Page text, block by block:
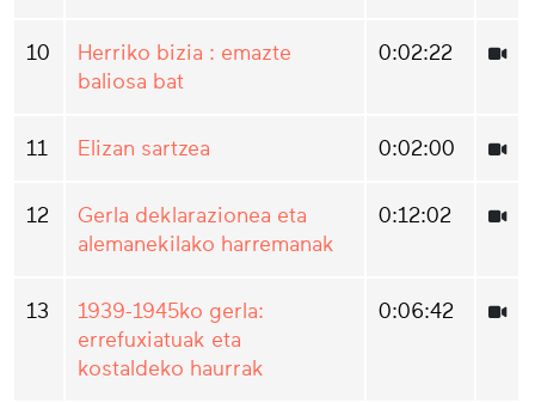
10
Herriko bizia : emazte
baliosa bat
0:02:22
11 Elizan sartzea 0:02:00
12
Gerla deklarazionea eta
alemanekilako harremanak
0:12:02
13
1939-1945ko gerla:
errefuxiatuak eta
kostaldeko haurrak
0:06:42